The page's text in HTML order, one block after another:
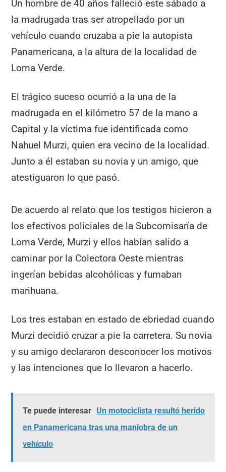
Un hombre de 40 años falleció este sábado a
la madrugada tras ser atropellado por un
vehículo cuando cruzaba a pie la autopista
Panamericana, a la altura de la localidad de
Loma Verde.
El trágico suceso ocurrió a la una de la
madrugada en el kilómetro 57 de la mano a
Capital y la víctima fue identificada como
Nahuel Murzi, quien era vecino de la localidad.
Junto a él estaban su novia y un amigo, que
atestiguaron lo que pasó.
De acuerdo al relato que los testigos hicieron a
los efectivos policiales de la Subcomisaría de
Loma Verde, Murzi y ellos habían salido a
caminar por la Colectora Oeste mientras
ingerían bebidas alcohólicas y fumaban
marihuana.
Los tres estaban en estado de ebriedad cuando
Murzi decidió cruzar a pie la carretera. Su novia
y su amigo declararon desconocer los motivos
y las intenciones que lo llevaron a hacerlo.
Te puede interesar Un motociclista resultó herido
en Panamericana tras una maniobra de un
vehículo